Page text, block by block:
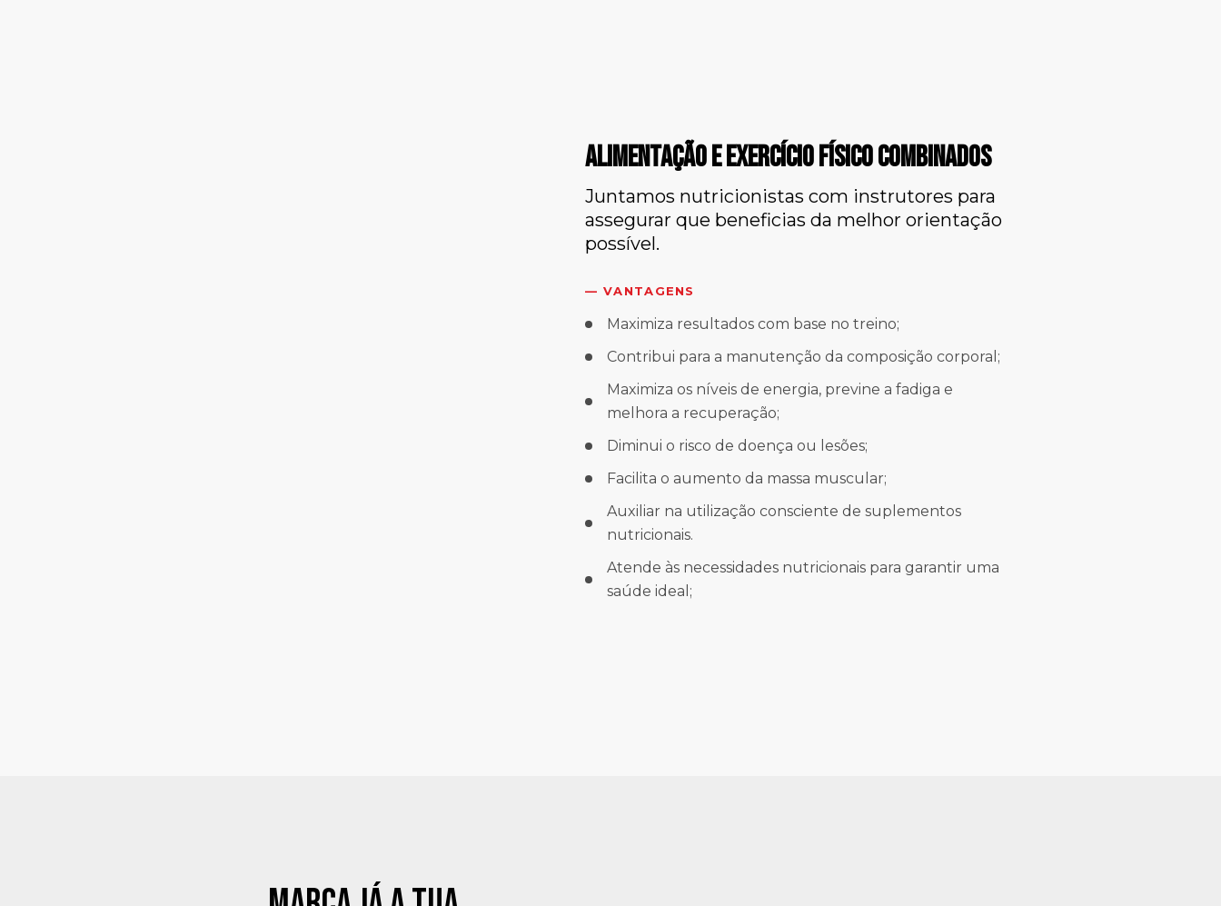
ALIMENTAÇÃO E EXERCÍCIO FÍSICO combinados
Juntamos nutricionistas com instrutores para
assegurar que beneficias da melhor orientação
possível.
— VANTAGENS
Maximiza resultados com base no treino;
Contribui para a manutenção da composição corporal;
Maximiza os níveis de energia, previne a fadiga e
melhora a recuperação;
Diminui o risco de doença ou lesões;
Facilita o aumento da massa muscular;
Auxiliar na utilização consciente de suplementos
nutricionais.
Atende às necessidades nutricionais para garantir uma
saúde ideal;